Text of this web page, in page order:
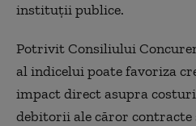
instituții publice.
Potrivit Consiliului
al indicelui poate favoriza
impact direct asupra
debitorii ale căror